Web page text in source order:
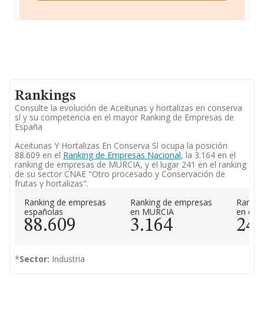
Rankings
Consulte la evolución de Aceitunas y hortalizas en conserva
sl y su competencia en el mayor Ranking de Empresas de
España
Aceitunas Y Hortalizas En Conserva Sl ocupa la posición
88.609 en el Ranking de Empresas Nacional, la 3.164 en el
ranking de empresas de MURCIA, y el lugar 241 en el ranking
de su sector CNAE "Otro procesado y Conservación de
frutas y hortalizas".
Ranking de empresas
españolas
88.609
Ranking de empresas
en MURCIA
3.164
en el
241
*Sector: Industria